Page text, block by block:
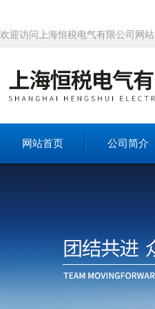
欢迎访问上海恒税电气有限公司网站
网站首页 公司简介